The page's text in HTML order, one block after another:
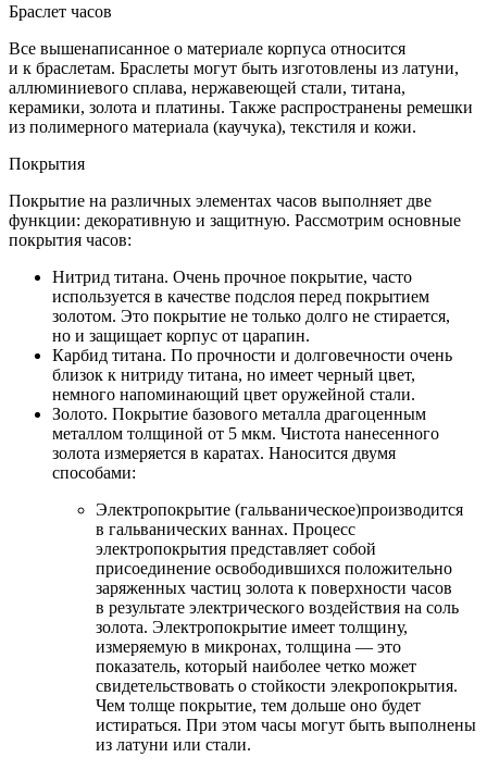
Браслет часов
Все вышенаписанное о материале корпуса относится
и к браслетам. Браслеты могут быть изготовлены из латуни,
аллюминиевого сплава, нержавеющей стали, титана,
керамики, золота и платины. Также распространены ремешки
из полимерного материала (каучука), текстиля и кожи.
Покрытия
Покрытие на различных элементах часов выполняет две
функции: декоративную и защитную. Рассмотрим основные
покрытия часов:
Нитрид титана. Очень прочное покрытие, часто
используется в качестве подслоя перед покрытием
золотом. Это покрытие не только долго не стирается,
но и защищает корпус от царапин.
Карбид титана. По прочности и долговечности очень
близок к нитриду титана, но имеет черный цвет,
немного напоминающий цвет оружейной стали.
Золото. Покрытие базового металла драгоценным
металлом толщиной от 5 мкм. Чистота нанесенного
золота измеряется в каратах. Наносится двумя
способами:
Электропокрытие (гальваническое)производится
в гальванических ваннах. Процесс
электропокрытия представляет собой
присоединение освободившихся положительно
заряженных частиц золота к поверхности часов
в результате электрического воздействия на соль
золота. Электропокрытие имеет толщину,
измеряемую в микронах, толщина — это
показатель, который наиболее четко может
свидетельствовать о стойкости элекропокрытия.
Чем толще покрытие, тем дольше оно будет
истираться. При этом часы могут быть выполнены
из латуни или стали.